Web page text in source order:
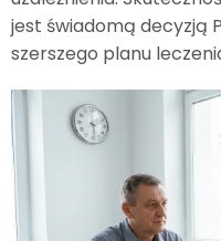
jest świadomą decyzją
szerszego planu